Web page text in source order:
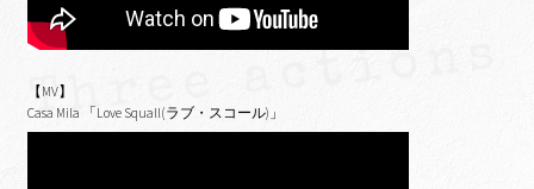
【MV】
Casa Mila 「Love Squall(ラブ・スコール)」